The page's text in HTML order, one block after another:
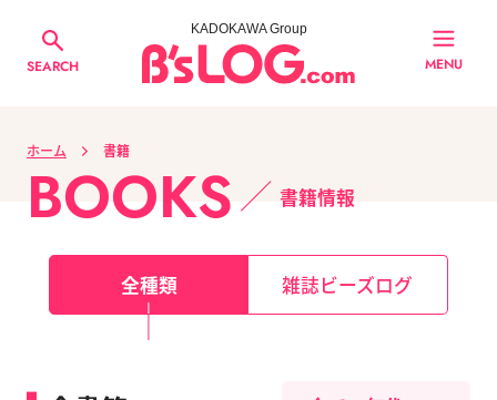
SEARCH
KADOKAWA Group
MENU
ホーム 書籍
BOOKS 書籍情報
全種類 雑誌ビーズログ